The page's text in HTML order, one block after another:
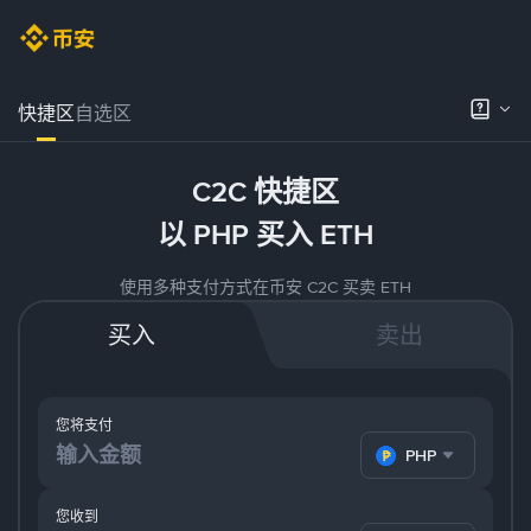
快捷区自选区
C2C 快捷区
以 PHP 买入 ETH
使用多种支付方式在币安 C2C 买卖 ETH
买入 卖出
您将支付
PHP
您收到